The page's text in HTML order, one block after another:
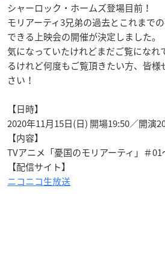
シャーロック・ホームズ登場目前！
モリアーティ3兄弟の過去とこれまで
できる上映会の開催が決定しました。
気になっていたけれどまだご覧になれ
るけれど何度もご覧頂きたい方、皆
さい！
【日時】
2020年11月15日(日) 開場19:50／開演
【内容】
TVアニメ「憂国のモリアーティ」＃
【配信サイト】
ニコニコ生放送